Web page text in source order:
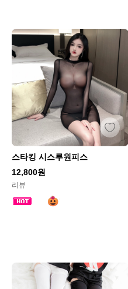
스타킹 시스루원피스
12,800원
리뷰